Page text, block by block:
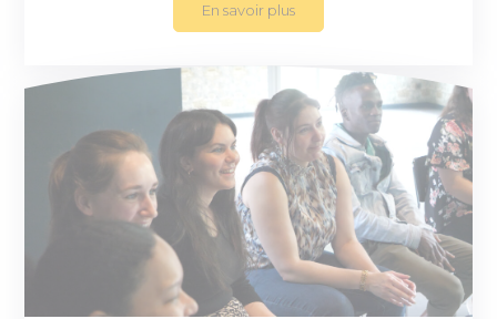
En savoir plus